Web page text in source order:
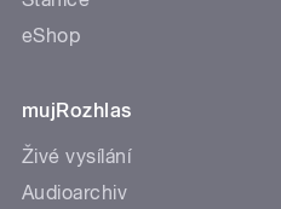
eShop
mujRozhlas
Živé vysílání
Audioarchiv